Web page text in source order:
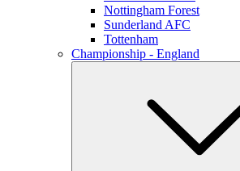
Nottingham Forest
Sunderland AFC
Tottenham
Championship - England